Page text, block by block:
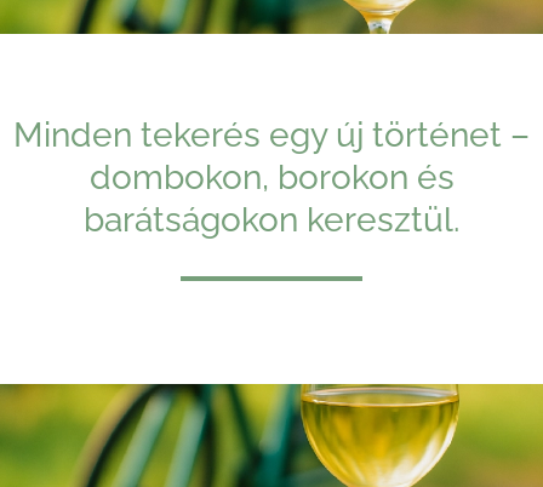
Minden tekerés egy új történet –
dombokon, borokon és
barátságokon keresztül.